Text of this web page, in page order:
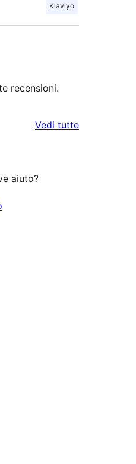
Klaviyo
recensioni.
Vedi tuttele
aiuto?